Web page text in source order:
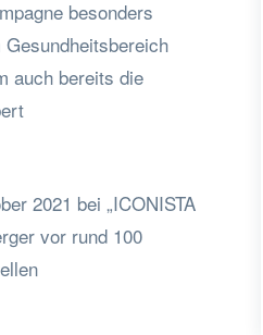
besonders
auch bereits die
2021 bei „ICONISTA
vor rund 100